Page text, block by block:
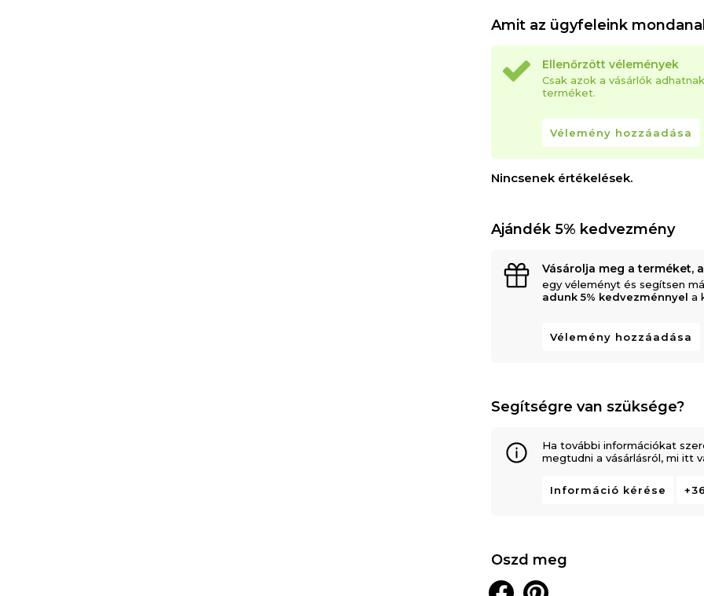
Amit az ügyfeleink
Ellenőrzött vélemények
Csak azok a vásárlók
terméket.
Vélemény hozzáadása
Nincsenek értékelések.
Ajándék 5% kedvezmény
Vásárolja meg a terméket,
egy véleményt és segítsen
adunk 5% kedvezménnyel a
Vélemény hozzáadása
Segítségre van szüksége?
Ha további információkat
megtudni a vásárlásról, mi itt
Információ kérése
Oszd meg